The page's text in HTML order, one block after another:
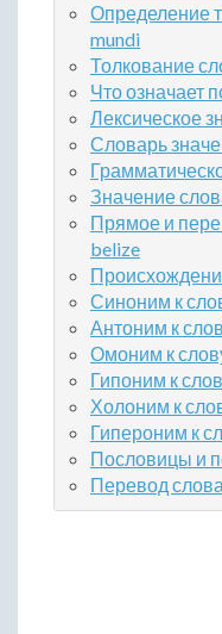
Определение
mundi
Толкование
Что означает
Лексическое
Словарь
Значение
Прямое и
belize
Синоним к
Антоним к
Омоним к
Гипоним к
Холоним к
Гипероним к
Пословицы и
Перевод